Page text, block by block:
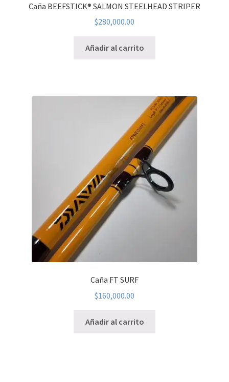
Caña BEEFSTICK® SALMON STEELHEAD STRIPER
$280,000.00
Añadir al carrito
Caña FT SURF
$160,000.00
Añadir al carrito